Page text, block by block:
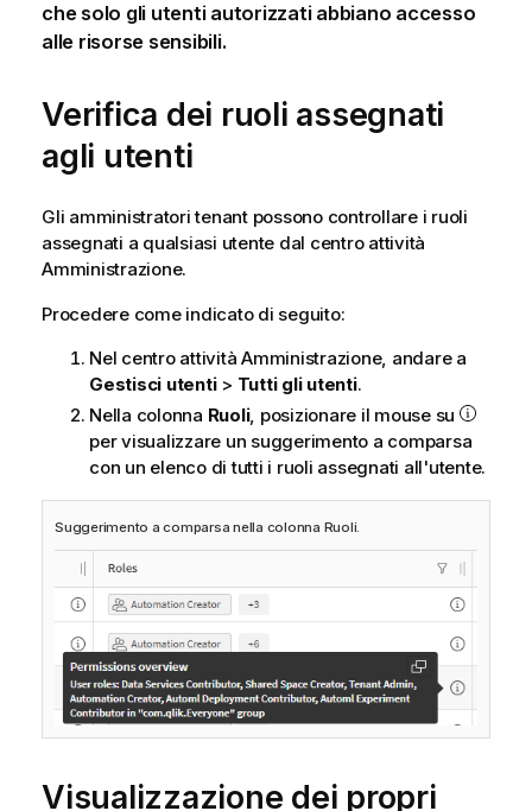
che solo gli utenti autorizzati abbiano accesso
alle risorse sensibili.
Verifica dei ruoli assegnati
agli utenti
Gli amministratori tenant possono controllare i ruoli
assegnati a qualsiasi utente dal centro attività
Amministrazione.
Procedere come indicato di seguito:
Nel centro attività Amministrazione, andare a
Gestisci utenti> Tutti gli utenti.
Nella colonna Ruoli, posizionare il mouse su
per visualizzare un suggerimento a comparsa
con un elenco di tutti i ruoli assegnati all'utente.
Suggerimento a comparsa nella colonna Ruoli.
Visualizzazione dei propri